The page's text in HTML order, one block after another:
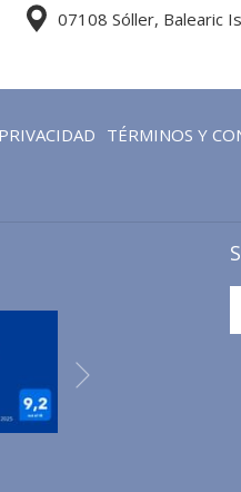
07108 Sóller, Balearic
TÉRMINOS Y